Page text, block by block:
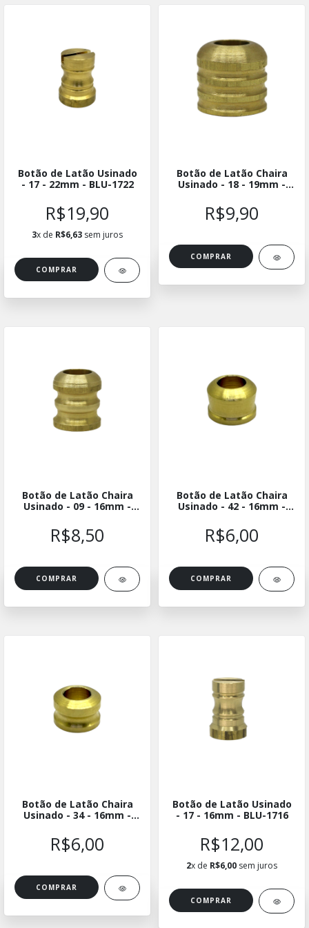
Botão de Latão Usinado
- 17 - 22mm - BLU-1722
R$19,90
3x de R$6,63 sem juros
Botão de Latão Chaira
Usinado - 18 - 19mm -
R$9,90
Botão de Latão Chaira
Usinado - 09 - 16mm -
R$8,50
Botão de Latão Chaira
Usinado - 42 - 16mm -
R$6,00
Botão de Latão Chaira
Usinado - 34 - 16mm -
R$6,00
Botão de Latão Usinado
- 17 - 16mm - BLU-1716
R$12,00
2x de R$6,00 sem juros